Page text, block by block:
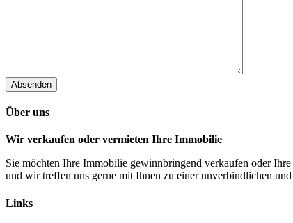
Absenden
Über uns
Wir verkaufen oder vermieten Ihre Immobilie
Sie möchten Ihre Immobilie gewinnbringend verkaufen oder
und wir treffen uns gerne mit Ihnen zu einer unverbindlichen
Links